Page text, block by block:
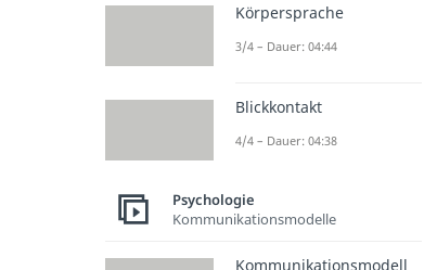
Körpersprache
3/4 – Dauer: 04:44
Blickkontakt
4/4 – Dauer: 04:38
Psychologie
Kommunikationsmodelle
Kommunikationsmodell